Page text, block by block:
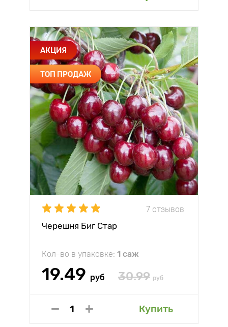
АКЦИЯ
ТОП ПРОДАЖ
7 отзывов
Черешня Биг Стар
Кол-во в упаковке: 1 саж
19.49 руб 30.99 руб
Купить